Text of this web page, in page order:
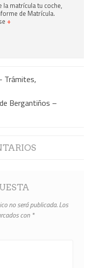
matrícula tu coche,
de Matrícula.
+
Trámites,
Bergantiños –
no será publicada.Los
con *